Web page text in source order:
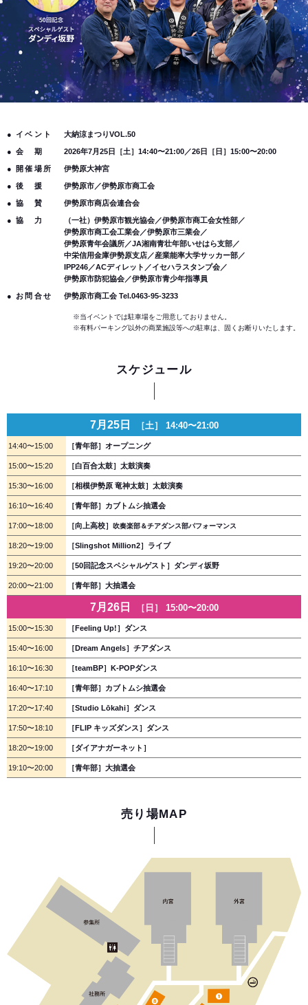
イベント 大納涼まつりVOL.50
会期 2026年7月25日［土］14:40〜21:00／26日［日］15:00〜20:00
開催場所 伊勢原大神宮
後援 伊勢原市／伊勢原市商工会
協賛 伊勢原市商店会連合会
協力
（一社）伊勢原市観光協会／伊勢原市商工会女性部／
伊勢原市商工会工業会／伊勢原市三業会／
伊勢原青年会議所／JA湘南青壮年部いせはら支部／
中栄信用金庫伊勢原支店／産業能率大学サッカー部／
IPP246／ACディレット／イセハラスタンプ会／
伊勢原市防犯協会／伊勢原市青少年指導員
お問合せ 伊勢原市商工会 Tel.0463-95-3233
※当イベントでは駐車場をご用意しておりません。
※有料パーキング以外の商業施設等への駐車は、固くお断りいたします。
スケジュール
7月25日 ［土］ 14:40〜21:00
14:40〜15:00 ［青年部］オープニング
15:00〜15:20 ［白百合太鼓］太鼓演奏
15:30〜16:00 ［相模伊勢原 竜神太鼓］太鼓演奏
16:10〜16:40 ［青年部］カブトムシ抽選会
17:00〜18:00 ［向上高校］ 吹奏楽部＆チアダンス部パフォーマンス
18:20〜19:00 ［Slingshot Million2］ライブ
19:20〜20:00 ［50回記念スペシャルゲスト］ダンディ坂野
20:00〜21:00 ［青年部］大抽選会
7月26日 ［日］ 15:00〜20:00
15:00〜15:30 ［Feeling Up!］ダンス
15:40〜16:00 ［Dream Angels］チアダンス
16:10〜16:30 ［teamBP］K-POPダンス
16:40〜17:10 ［青年部］カブトムシ抽選会
17:20〜17:40 ［Studio Lōkahi］ダンス
17:50〜18:10 ［FLIP キッズダンス］ダンス
18:20〜19:00 ［ダイアナガーネット］
19:10〜20:00 ［青年部］大抽選会
売り場MAP